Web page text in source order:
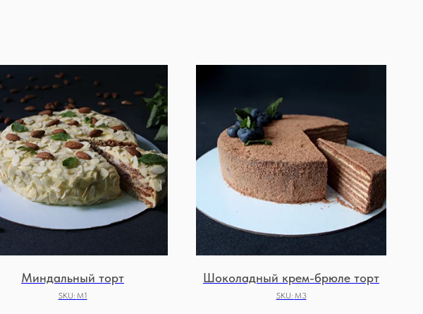
Миндальный торт
SKU: М1
Шоколадный крем-брюле торт
SKU: М3